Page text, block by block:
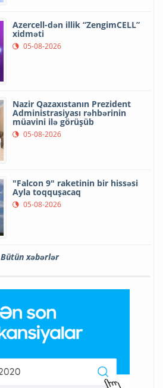
Azercell-dən illik “ZengimCELL”
xidməti
05-08-2026
Nazir Qazaxıstanın Prezident
Administrasiyası rəhbərinin
müavini ilə görüşüb
05-08-2026
"Falcon 9" raketinin bir hissəsi
Ayla toqquşacaq
05-08-2026
Bütün xəbərlər